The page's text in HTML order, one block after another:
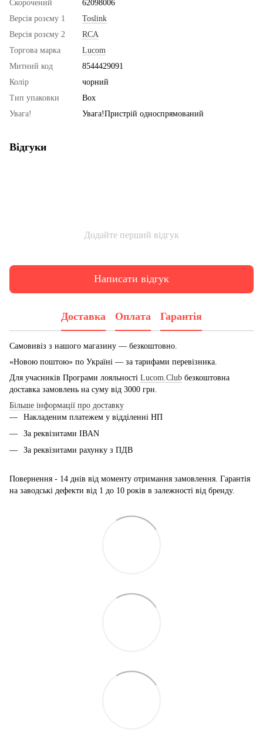
Скорочений
62098006
Версія розєму 1
Toslink
Версія розєму 2
RCA
Торгова марка
Lucom
Митний код
8544429091
Колір
чорний
Тип упаковки
Box
Увага!
Увага!Пристрій односпрямований
Відгуки
Додайте перший відгук
Написати відгук
Доставка Оплата Гарантія
Самовивіз з нашого магазину — безкоштовно.
«Новою поштою» по Україні — за тарифами перевізника.
Для учасників Програми лояльності Lucom.Club безкоштовна
доставка замовлень на суму від 3000 грн.
Більше інформації про доставку
Накладеним платежем у відділенні НП
За реквізитами IBAN
За реквізитами рахунку з ПДВ
Повернення - 14 днів від моменту отримання замовлення. Гарантія
на заводські дефекти від 1 до 10 років в залежності від бренду.